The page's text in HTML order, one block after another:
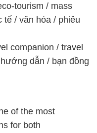
tourism / mass
tế / văn hóa / phiêu
companion / travel
dẫn / bạn đồng
of the most
for both